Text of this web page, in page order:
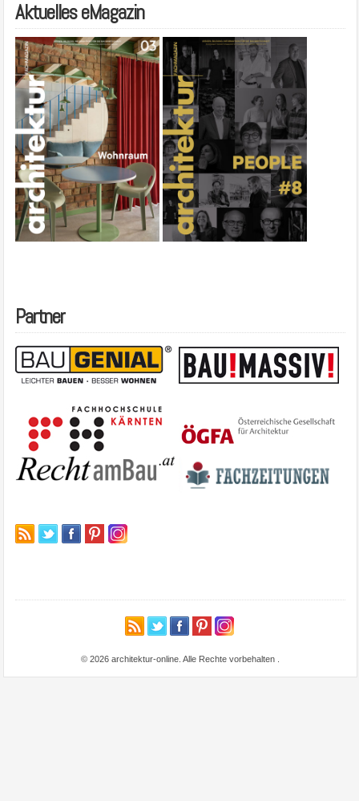
Aktuelles eMagazin
Partner
© 2026 architektur-online. Alle Rechte vorbehalten